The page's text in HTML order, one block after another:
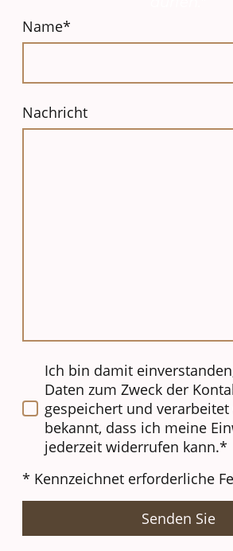
Name*
Nachricht
Ich bin damit
Daten zum Zweck der
gespeichert und
bekannt, dass ich meine
jederzeit widerrufen kann.*
* Kennzeichnet erforderliche
Senden Sie